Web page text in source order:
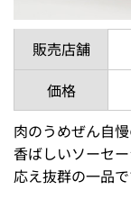
販売店舗
価格
肉のうめぜん自
香ばしいソーセ
応え抜群の一品で